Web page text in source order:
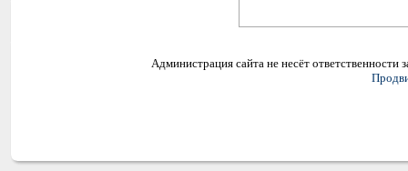
Администрация сайта не несёт ответственности